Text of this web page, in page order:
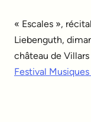
« Escales »,
Liebenguth,
château de Villars
Festival